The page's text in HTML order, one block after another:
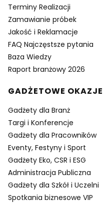
Terminy Realizacji
Zamawianie próbek
Jakość i Reklamacje
FAQ Najczęstsze pytania
Baza Wiedzy
Raport branżowy 2026
GADŻETOWE OKAZJE
Gadżety dla Branż
Targi i Konferencje
Gadżety dla Pracowników
Eventy, Festyny i Sport
Gadżety Eko, CSR i ESG
Administracja Publiczna
Gadżety dla Szkół i Uczelni
Spotkania biznesowe VIP